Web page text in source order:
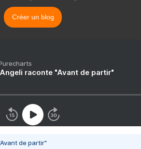
Créer un blog
Angeli raconte "Avant de partir"
de partir"